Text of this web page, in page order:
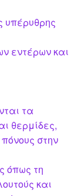
υπέρυθρης
εντέρων και
τα
θερμίδες,
στην
όπως τη
και